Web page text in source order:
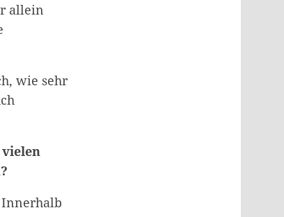
allein
wie sehr